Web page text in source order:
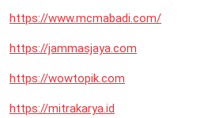
https://www.mcmabadi.com/
https://jammasjaya.com
https://wowtopik.com
https://mitrakarya.id